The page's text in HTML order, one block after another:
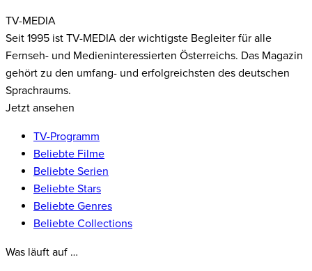
TV-MEDIA
Seit 1995 ist TV-MEDIA der wichtigste Begleiter für alle
Fernseh- und Medieninteressierten Österreichs. Das Magazin
gehört zu den umfang- und erfolgreichsten des deutschen
Sprachraums.
Jetzt ansehen
TV-Programm
Beliebte Filme
Beliebte Serien
Beliebte Stars
Beliebte Genres
Beliebte Collections
Was läuft auf …